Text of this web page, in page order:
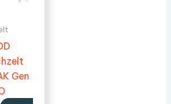
Gen